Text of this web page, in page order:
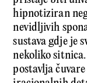
hipnotiziran
nevidljivih
sustava gdje je
nekoliko
postavlja